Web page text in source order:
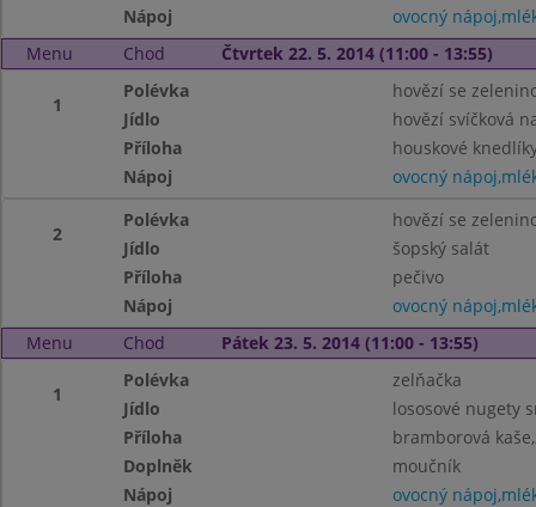
Nápoj
ovocný
Menu
Chod Čtvrtek 22. 5. 2014 (11:00 - 13:55)
1
Polévka
hovězí se
Jídlo
hovězí svíčková
Příloha
houskové
Nápoj
ovocný
2
Polévka
hovězí se
Jídlo
šopský salát
Příloha
pečivo
Nápoj
ovocný
Menu
Chod Pátek 23. 5. 2014 (11:00 - 13:55)
1
Polévka
zelňačka
Jídlo
lososové nugety
Příloha
bramborová
Doplněk
moučník
Nápoj
ovocný